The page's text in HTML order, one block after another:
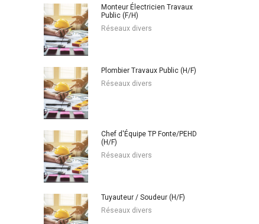
Monteur Électricien Travaux
Public (F/H)
Réseaux divers
Plombier Travaux Public (H/F)
Réseaux divers
Chef d'Équipe TP Fonte/PEHD
(H/F)
Réseaux divers
Tuyauteur / Soudeur (H/F)
Réseaux divers